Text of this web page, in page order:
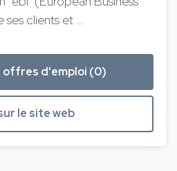
ses clients et …
offres d'emploi (0)
le site web